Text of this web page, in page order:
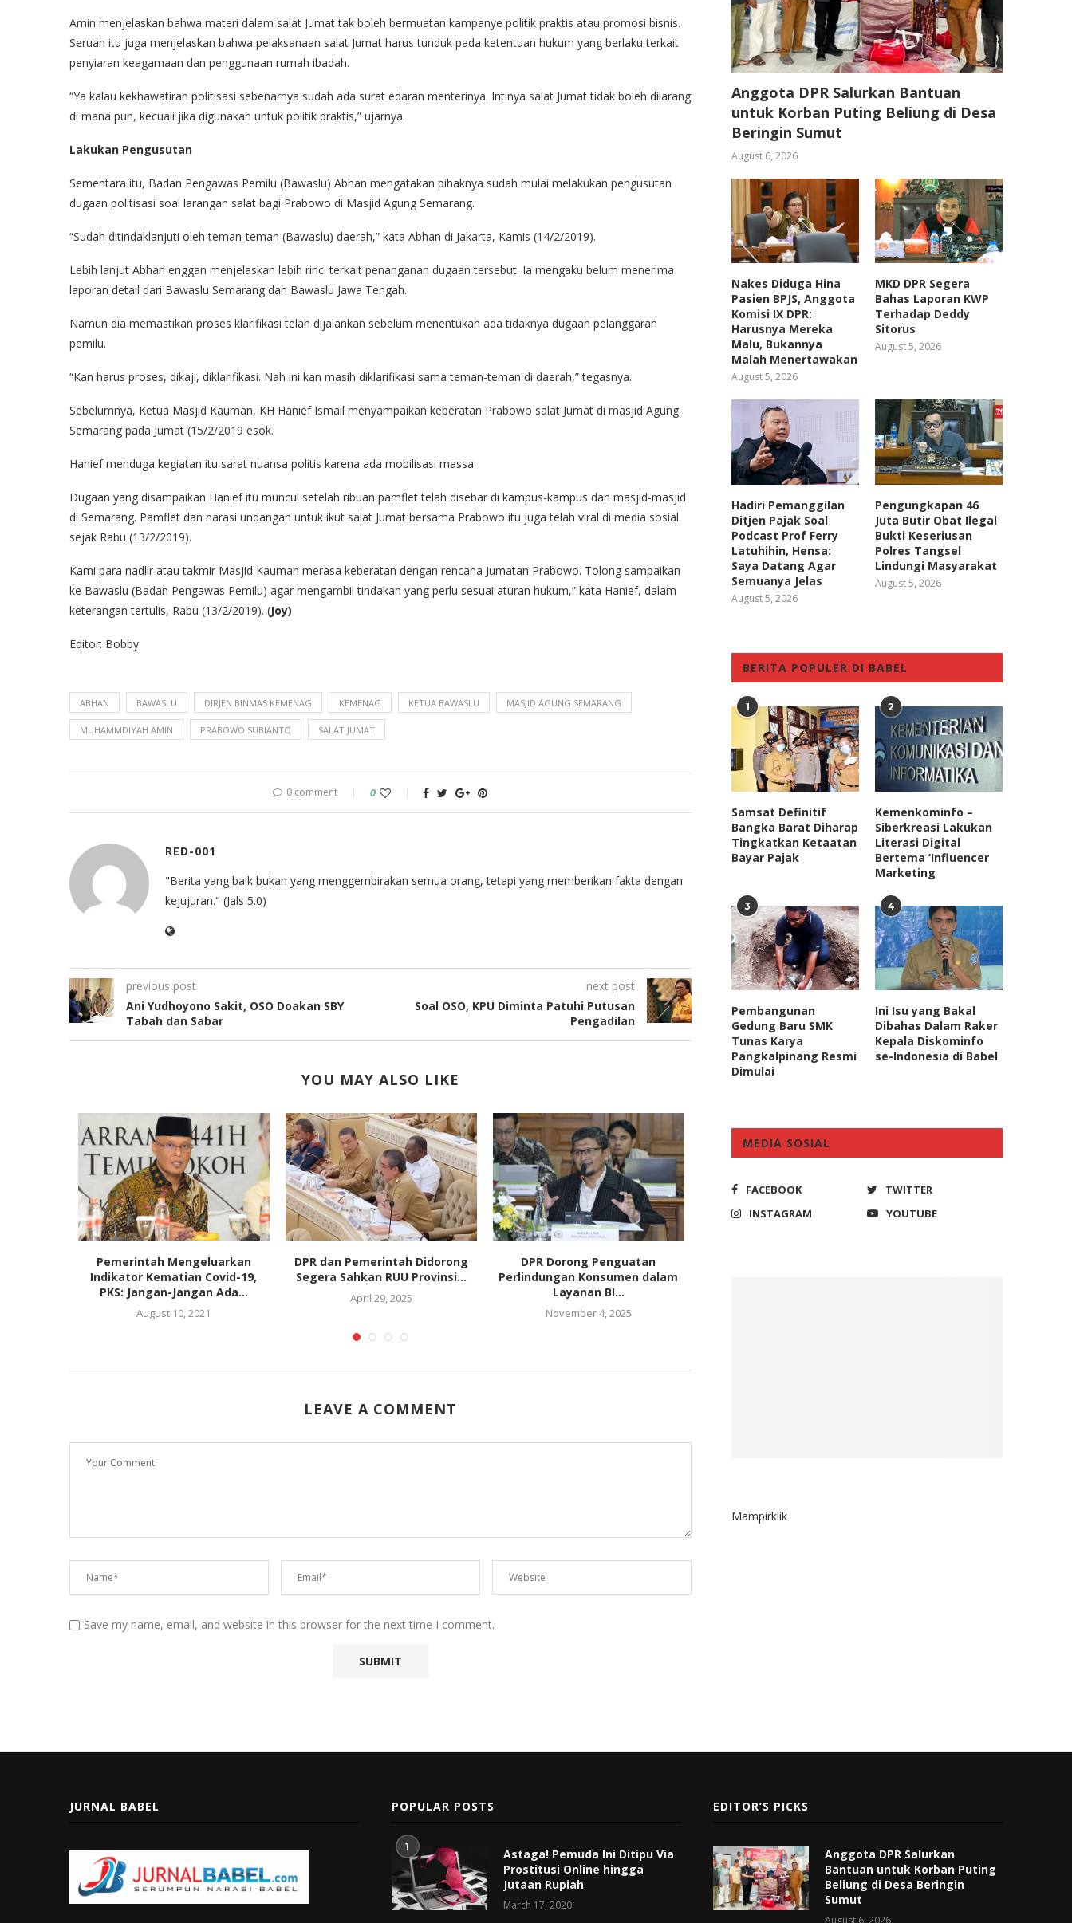
Amin menjelaskan bahwa materi dalam salat Jumat tak boleh bermuatan kampanye politik praktis atau promosi bisnis.
Seruan itu juga menjelaskan bahwa pelaksanaan salat Jumat harus tunduk pada ketentuan hukum yang berlaku terkait
penyiaran keagamaan dan penggunaan rumah ibadah.
“Ya kalau kekhawatiran politisasi sebenarnya sudah ada surat edaran menterinya. Intinya salat Jumat tidak boleh dilarang
di mana pun, kecuali jika digunakan untuk politik praktis,” ujarnya.
Lakukan Pengusutan
Sementara itu, Badan Pengawas Pemilu (Bawaslu) Abhan mengatakan pihaknya sudah mulai melakukan pengusutan
dugaan politisasi soal larangan salat bagi Prabowo di Masjid Agung Semarang.
“Sudah ditindaklanjuti oleh teman-teman (Bawaslu) daerah,” kata Abhan di Jakarta, Kamis (14/2/2019).
Lebih lanjut Abhan enggan menjelaskan lebih rinci terkait penanganan dugaan tersebut. Ia mengaku belum menerima
laporan detail dari Bawaslu Semarang dan Bawaslu Jawa Tengah.
Namun dia memastikan proses klarifikasi telah dijalankan sebelum menentukan ada tidaknya dugaan pelanggaran
pemilu.
“Kan harus proses, dikaji, diklarifikasi. Nah ini kan masih diklarifikasi sama teman-teman di daerah,” tegasnya.
Sebelumnya, Ketua Masjid Kauman, KH Hanief Ismail menyampaikan keberatan Prabowo salat Jumat di masjid Agung
Semarang pada Jumat (15/2/2019 esok.
Hanief menduga kegiatan itu sarat nuansa politis karena ada mobilisasi massa.
Dugaan yang disampaikan Hanief itu muncul setelah ribuan pamflet telah disebar di kampus-kampus dan masjid-masjid
di Semarang. Pamflet dan narasi undangan untuk ikut salat Jumat bersama Prabowo itu juga telah viral di media sosial
sejak Rabu (13/2/2019).
Kami para nadlir atau takmir Masjid Kauman merasa keberatan dengan rencana Jumatan Prabowo. Tolong sampaikan
ke Bawaslu (Badan Pengawas Pemilu) agar mengambil tindakan yang perlu sesuai aturan hukum,” kata Hanief, dalam
keterangan tertulis, Rabu (13/2/2019). (Joy)
Editor: Bobby
ABHAN BAWASLU DIRJEN BINMAS KEMENAG KEMENAG KETUA BAWASLU MASJID AGUNG SEMARANG
MUHAMMDIYAH AMIN PRABOWO SUBIANTO SALAT JUMAT
0 comment 0
RED-001
"Berita yang baik bukan yang menggembirakan semua orang, tetapi yang memberikan fakta dengan
kejujuran." (Jals 5.0)
previous post
Ani Yudhoyono Sakit, OSO Doakan SBY
Tabah dan Sabar
next post
Soal OSO, KPU Diminta Patuhi Putusan
Pengadilan
YOU MAY ALSO LIKE
Pemerintah Mengeluarkan
Indikator Kematian Covid-19,
PKS: Jangan-Jangan Ada...
August 10, 2021
DPR dan Pemerintah Didorong
Segera Sahkan RUU Provinsi...
April 29, 2025
DPR Dorong Penguatan
Perlindungan Konsumen dalam
Layanan BI...
November 4, 2025
LEAVE A COMMENT
Save my name, email, and website in this browser for the next time I comment.
Anggota DPR Salurkan Bantuan
untuk Korban Puting Beliung di Desa
Beringin Sumut
August 6, 2026
Nakes Diduga Hina
Pasien BPJS, Anggota
Komisi IX DPR:
Harusnya Mereka
Malu, Bukannya
Malah Menertawakan
August 5, 2026
MKD DPR Segera
Bahas Laporan KWP
Terhadap Deddy
Sitorus
August 5, 2026
Hadiri Pemanggilan
Ditjen Pajak Soal
Podcast Prof Ferry
Latuhihin, Hensa:
Saya Datang Agar
Semuanya Jelas
August 5, 2026
Pengungkapan 46
Juta Butir Obat Ilegal
Bukti Keseriusan
Polres Tangsel
Lindungi Masyarakat
August 5, 2026
BERITA POPULER DI BABEL
1
Samsat Definitif
Bangka Barat Diharap
Tingkatkan Ketaatan
Bayar Pajak
2
Kemenkominfo –
Siberkreasi Lakukan
Literasi Digital
Bertema ‘Influencer
Marketing
3
Pembangunan
Gedung Baru SMK
Tunas Karya
Pangkalpinang Resmi
Dimulai
4
Ini Isu yang Bakal
Dibahas Dalam Raker
Kepala Diskominfo
se-Indonesia di Babel
MEDIA SOSIAL
FACEBOOK
TWITTER
INSTAGRAM
YOUTUBE
Mampirklik
JURNAL BABEL POPULAR POSTS
1
Astaga! Pemuda Ini Ditipu Via
Prostitusi Online hingga
Jutaan Rupiah
March 17, 2020
EDITOR’S PICKS
Anggota DPR Salurkan
Bantuan untuk Korban Puting
Beliung di Desa Beringin
Sumut
August 6, 2026